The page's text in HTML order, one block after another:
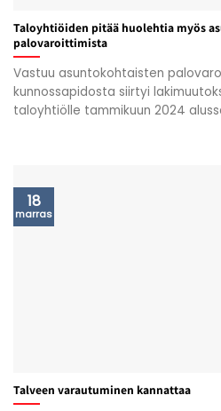
Taloyhtiöiden pitää huolehtia myös
palovaroittimista
Vastuu asuntokohtaisten
kunnossapidosta siirtyi
taloyhtiölle tammikuun 2024
Talveen varautuminen kannattaa
18
marras